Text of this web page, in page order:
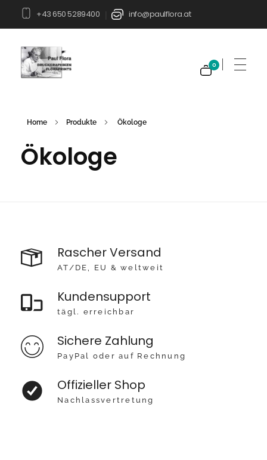
+43 650 5289400 info@paulflora.at
0
Home Produkte Ökologe
Ökologe
Rascher Versand
AT/DE, EU & weltweit
Kundensupport
tägl. erreichbar
Sichere Zahlung
PayPal oder auf Rechnung
Offizieller Shop
Nachlassvertretung